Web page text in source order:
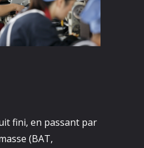
fini, en passant par
(BAT,